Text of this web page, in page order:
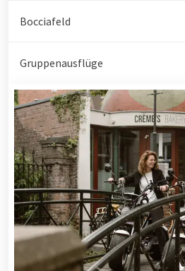
Bocciafeld
Gruppenausflüge